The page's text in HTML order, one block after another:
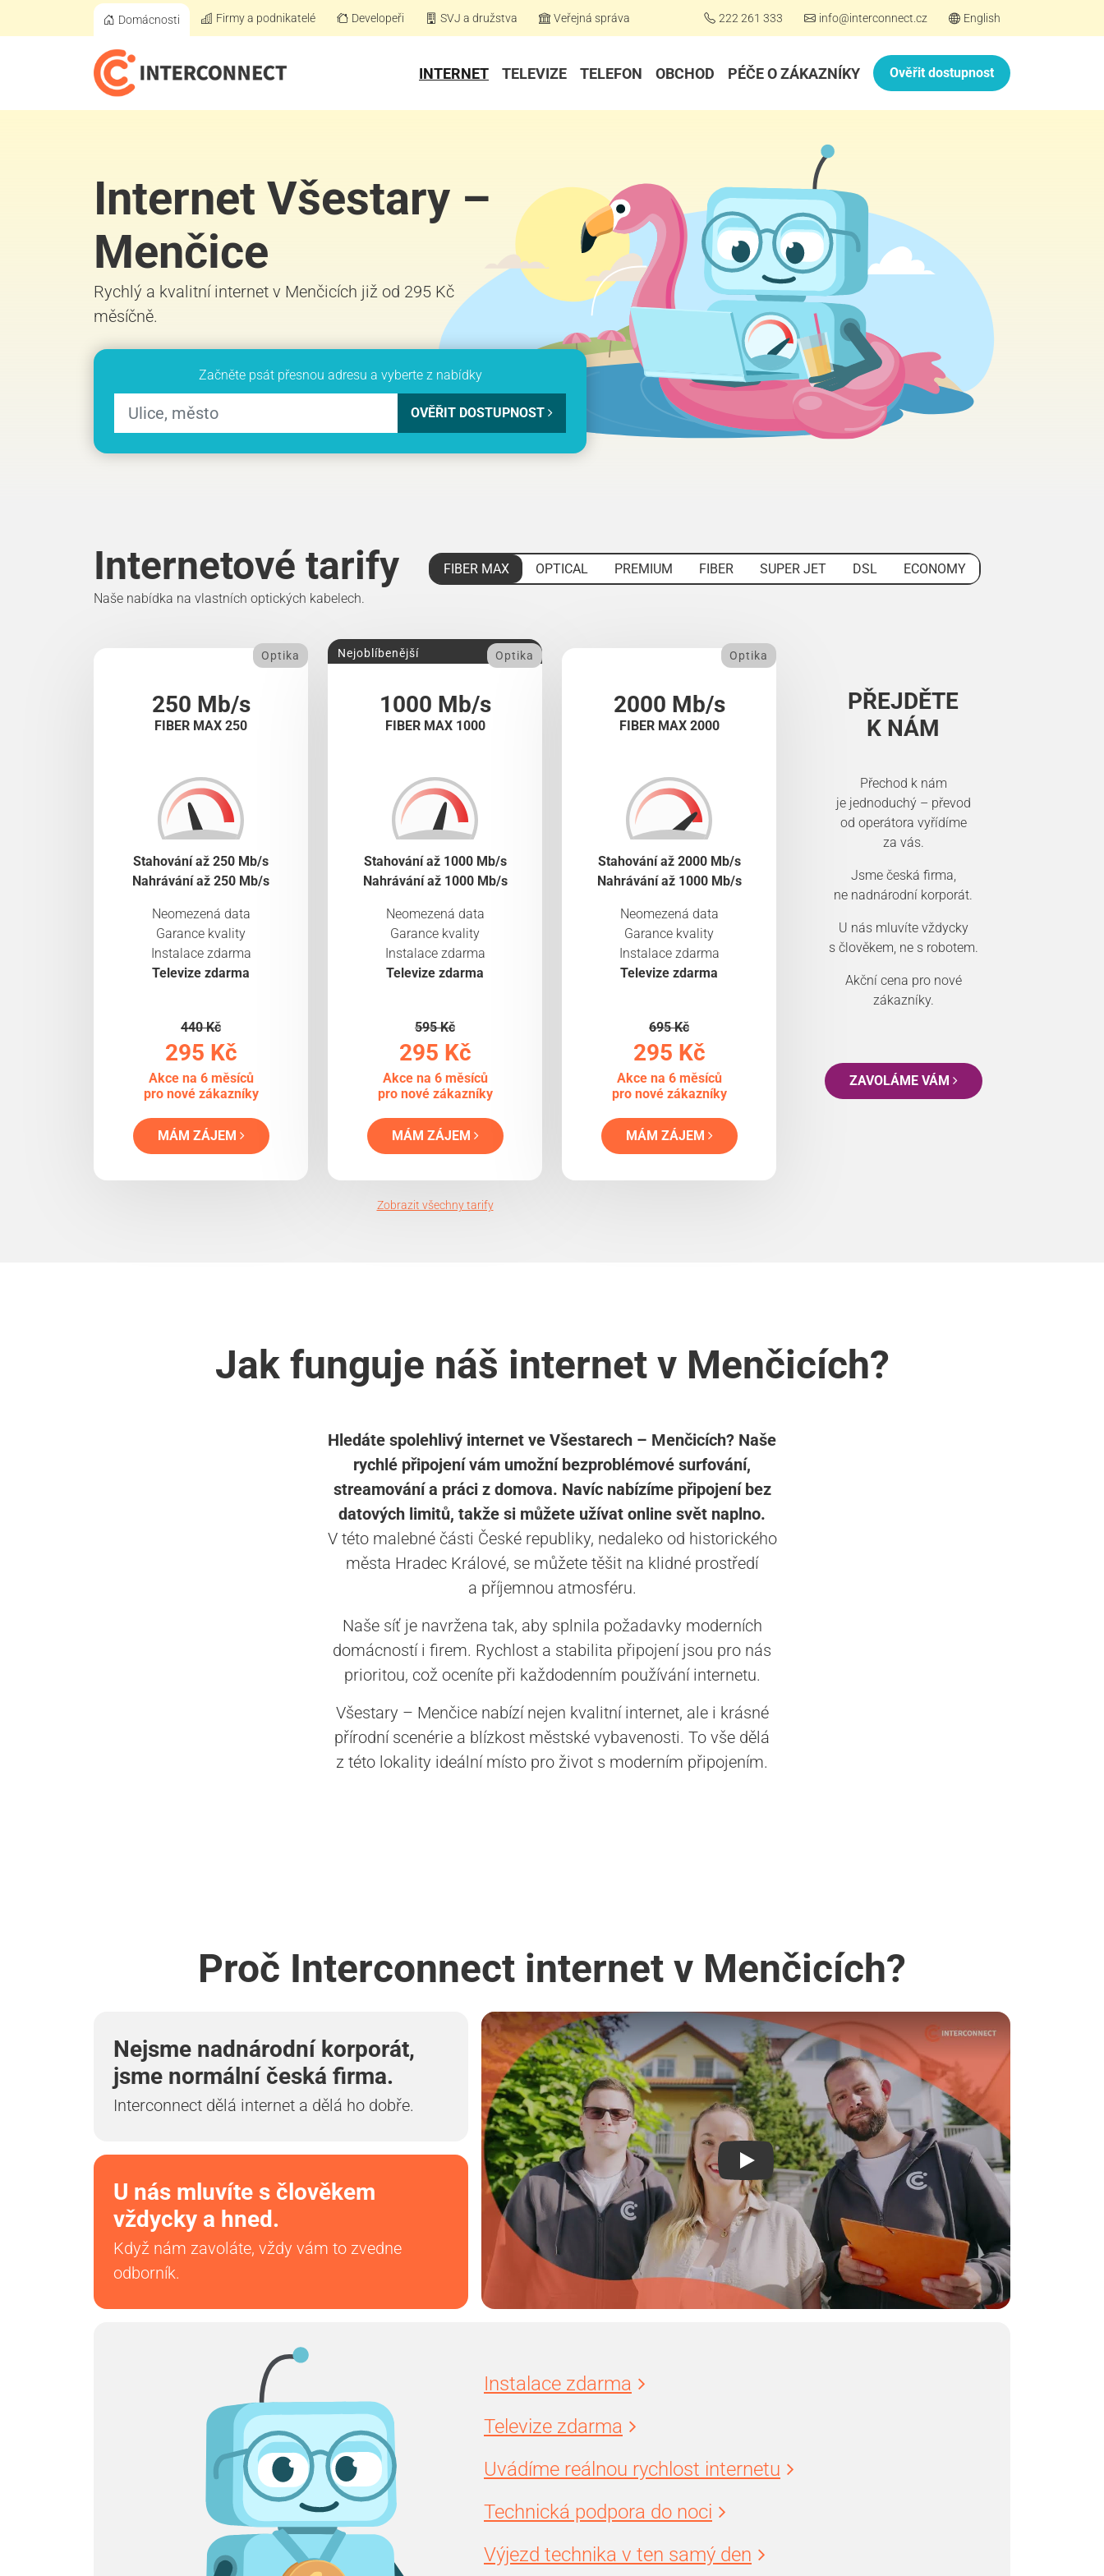
Domácnosti Firmy a podnikatelé Developeři SVJ a družstva Veřejná správa 222 261 333 info@interconnect.cz English
INTERNET TELEVIZE TELEFON OBCHOD PÉČE O ZÁKAZNÍKY Ověřit dostupnost
Internet Všestary –
Menčice
Rychlý a kvalitní internet v Menčicích již od 295 Kč
měsíčně.
Začněte psát přesnou adresu a vyberte z nabídky
OVĚŘIT DOSTUPNOST
Internetové tarify FIBER MAX OPTICAL PREMIUM FIBER SUPER JET DSL
ECONOMY
Naše nabídka na vlastních optických kabelech.
250 Mb/s
FIBER MAX 250
Optika
Stahování až 250 Mb/s
Nahrávání až 250 Mb/s
Neomezená data
Garance kvality
Instalace zdarma
Televize zdarma
440 Kč
295 Kč
Akce na 6 měsíců
pro nové zákazníky
MÁM ZÁJEM
1000 Mb/s
FIBER MAX 1000
Nejoblíbenější Optika
Stahování až 1000 Mb/s
Nahrávání až 1000 Mb/s
Neomezená data
Garance kvality
Instalace zdarma
Televize zdarma
595 Kč
295 Kč
Akce na 6 měsíců
pro nové zákazníky
MÁM ZÁJEM
2000 Mb/s
FIBER MAX 2000
Optika
Stahování až 2000 Mb/s
Nahrávání až 1000 Mb/s
Neomezená data
Garance kvality
Instalace zdarma
Televize zdarma
695 Kč
295 Kč
Akce na 6 měsíců
pro nové zákazníky
MÁM ZÁJEM
PŘEJDĚTE
K NÁM
Přechod k nám
je jednoduchý – převod
od operátora vyřídíme
za vás.
Jsme česká firma,
ne nadnárodní korporát.
U nás mluvíte vždycky
s člověkem, ne s robotem.
Akční cena pro nové
zákazníky.
ZAVOLÁME VÁM
Zobrazit všechny tarify
Jak funguje náš internet v Menčicích?
Hledáte spolehlivý internet ve Všestarech – Menčicích? Naše
rychlé připojení vám umožní bezproblémové surfování,
streamování a práci z domova. Navíc nabízíme připojení bez
datových limitů, takže si můžete užívat online svět naplno.
V této malebné části České republiky, nedaleko od historického
města Hradec Králové, se můžete těšit na klidné prostředí
a příjemnou atmosféru.
Naše síť je navržena tak, aby splnila požadavky moderních
domácností i firem. Rychlost a stabilita připojení jsou pro nás
prioritou, což oceníte při každodenním používání internetu.
Všestary – Menčice nabízí nejen kvalitní internet, ale i krásné
přírodní scenérie a blízkost městské vybavenosti. To vše dělá
z této lokality ideální místo pro život s moderním připojením.
Proč Interconnect internet v Menčicích?
Nejsme nadnárodní korporát,
jsme normální česká firma.
Interconnect dělá internet a dělá ho dobře.
U nás mluvíte s člověkem
vždycky a hned.
Když nám zavoláte, vždy vám to zvedne
odborník.
Instalace zdarma
Televize zdarma
Uvádíme reálnou rychlost internetu
Technická podpora do noci
Výjezd technika v ten samý den